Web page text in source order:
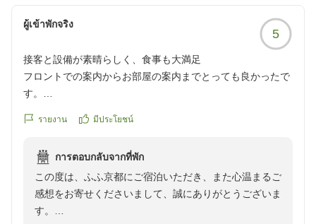
朝ごはんはレストランか部屋食かが選べたのでゆっくり出来
蹴上の船乗り場も近いですし、お隣に有る【無鄰菴】さんで
お庭とお茶菓子も楽しめました。
他の画像やクチコミの詳細はこちらから
reviewId=33123478069719
美味しかった」とのお言葉を頂戴できましたことは、料
理人をはじめスタッフ一同にとりまして何よりの励みで
ございます。また、ご朝食ではお部屋でゆったりとした
朝のひとときをお過ごしいただけたご様子を、大変嬉し
一方で、お風呂からの眺望につきましては、ご期待に沿
と、心苦しく存じます。いただいたご意見は今後の施設
づくりやサービス向上の参考とさせていただき、よりご
満足いただける滞在をご提供できるよう努めてまいりま
す。
ผู้เข้าพักจริง
5
接客と設備が素晴らしく、食事も大満足
フロントでの案内からお部屋の案内までとっても良かったで
す。
を出して頂いて、それがまた美味しくて(о ∀`о)
のですが、お部屋の中のこだわりや使い方等の説明までして
下さって高級感が更にアップしました。
早めに到着できたので蹴上の方に散策しに行こうかと思って
いたのに、生憎の雨でずっとお部屋にいましたが、お茶菓子
รายงาน มีประโยชน์
การตอบกลับจากที่พัก
この度は、ふふ京都にご宿泊いただき、また心温まるご
感想をお寄せくださいまして、誠にありがとうございま
す。